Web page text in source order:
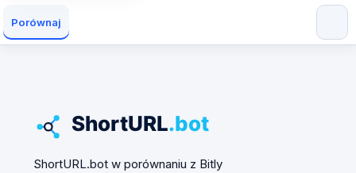
Porównaj
ShortURL.bot w porównaniu z Bitly